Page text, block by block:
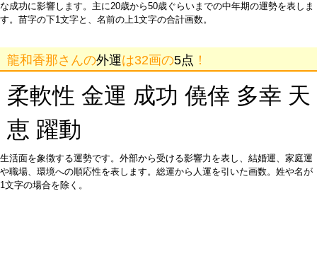
な成功に影響します。主に20歳から50歳ぐらいまでの中年期の運勢を表しま
す。苗字の下1文字と、名前の上1文字の合計画数。
龍和香那さんの外運は32画の5点 ！
柔軟性 金運 成功 僥倖 多幸 天
恵 躍動
生活面を象徴する運勢です。外部から受ける影響力を表し、結婚運、家庭運
や職場、環境への順応性を表します。総運から人運を引いた画数。姓や名が
1文字の場合を除く。